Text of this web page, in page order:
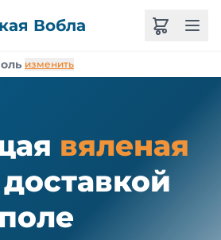
Вобла
изменить
вяленая